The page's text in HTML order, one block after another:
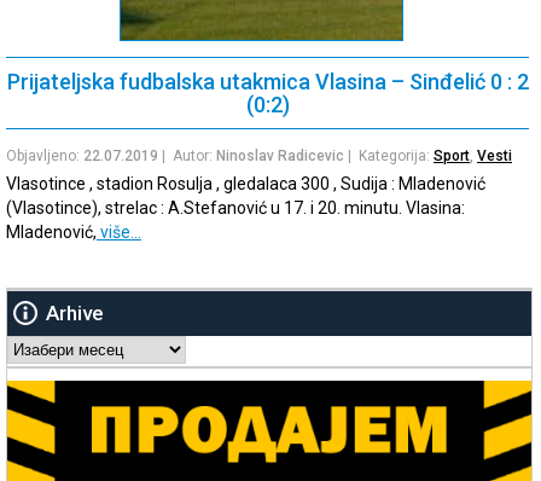
Prijateljska fudbalska utakmica Vlasina – Sinđelić 0 : 2
(0:2)
Objavljeno: 22.07.2019 | Autor: Ninoslav Radicevic | Kategorija: Sport, Vesti
Vlasotince , stadion Rosulja , gledalaca 300 , Sudija : Mladenović
(Vlasotince), strelac : A.Stefanović u 17. i 20. minutu. Vlasina:
Mladenović, više…
Arhive
Arhive